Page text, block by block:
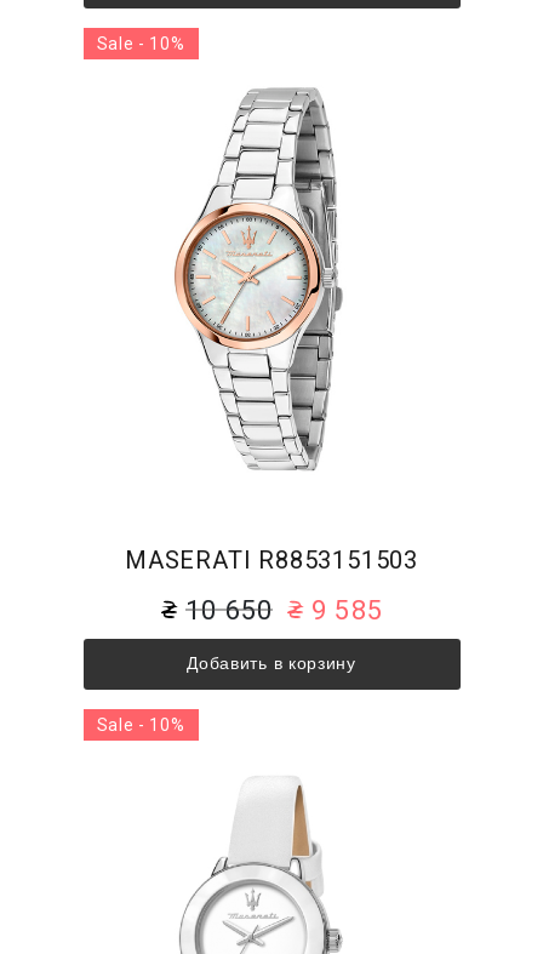
MASERATI R8853151503
10 650 9 585
Добавить в корзину
Sale - 10%
Sale - 10%